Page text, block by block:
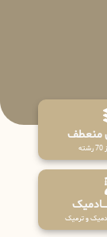
منعطف
و ترمیک